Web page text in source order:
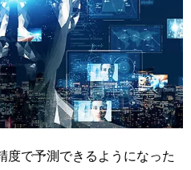
で予測できるようになった